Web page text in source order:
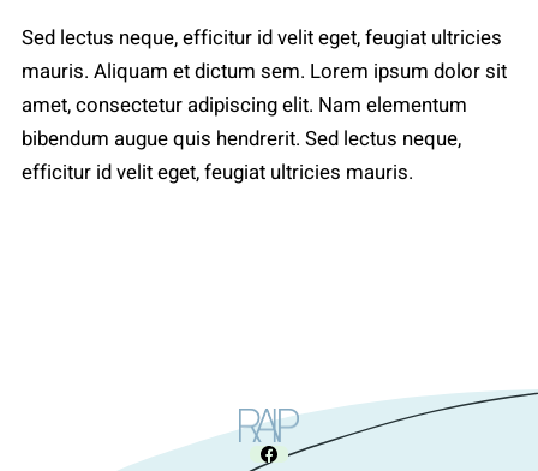
Sed lectus neque, efficitur id velit eget, feugiat ultricies
mauris. Aliquam et dictum sem. Lorem ipsum dolor sit
amet, consectetur adipiscing elit. Nam elementum
bibendum augue quis hendrerit. Sed lectus neque,
efficitur id velit eget, feugiat ultricies mauris.